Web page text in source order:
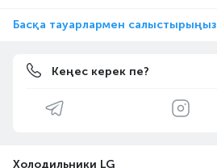
Басқа тауарлармен салыстырыңыз
Кеңес керек пе?
Холодильники LG